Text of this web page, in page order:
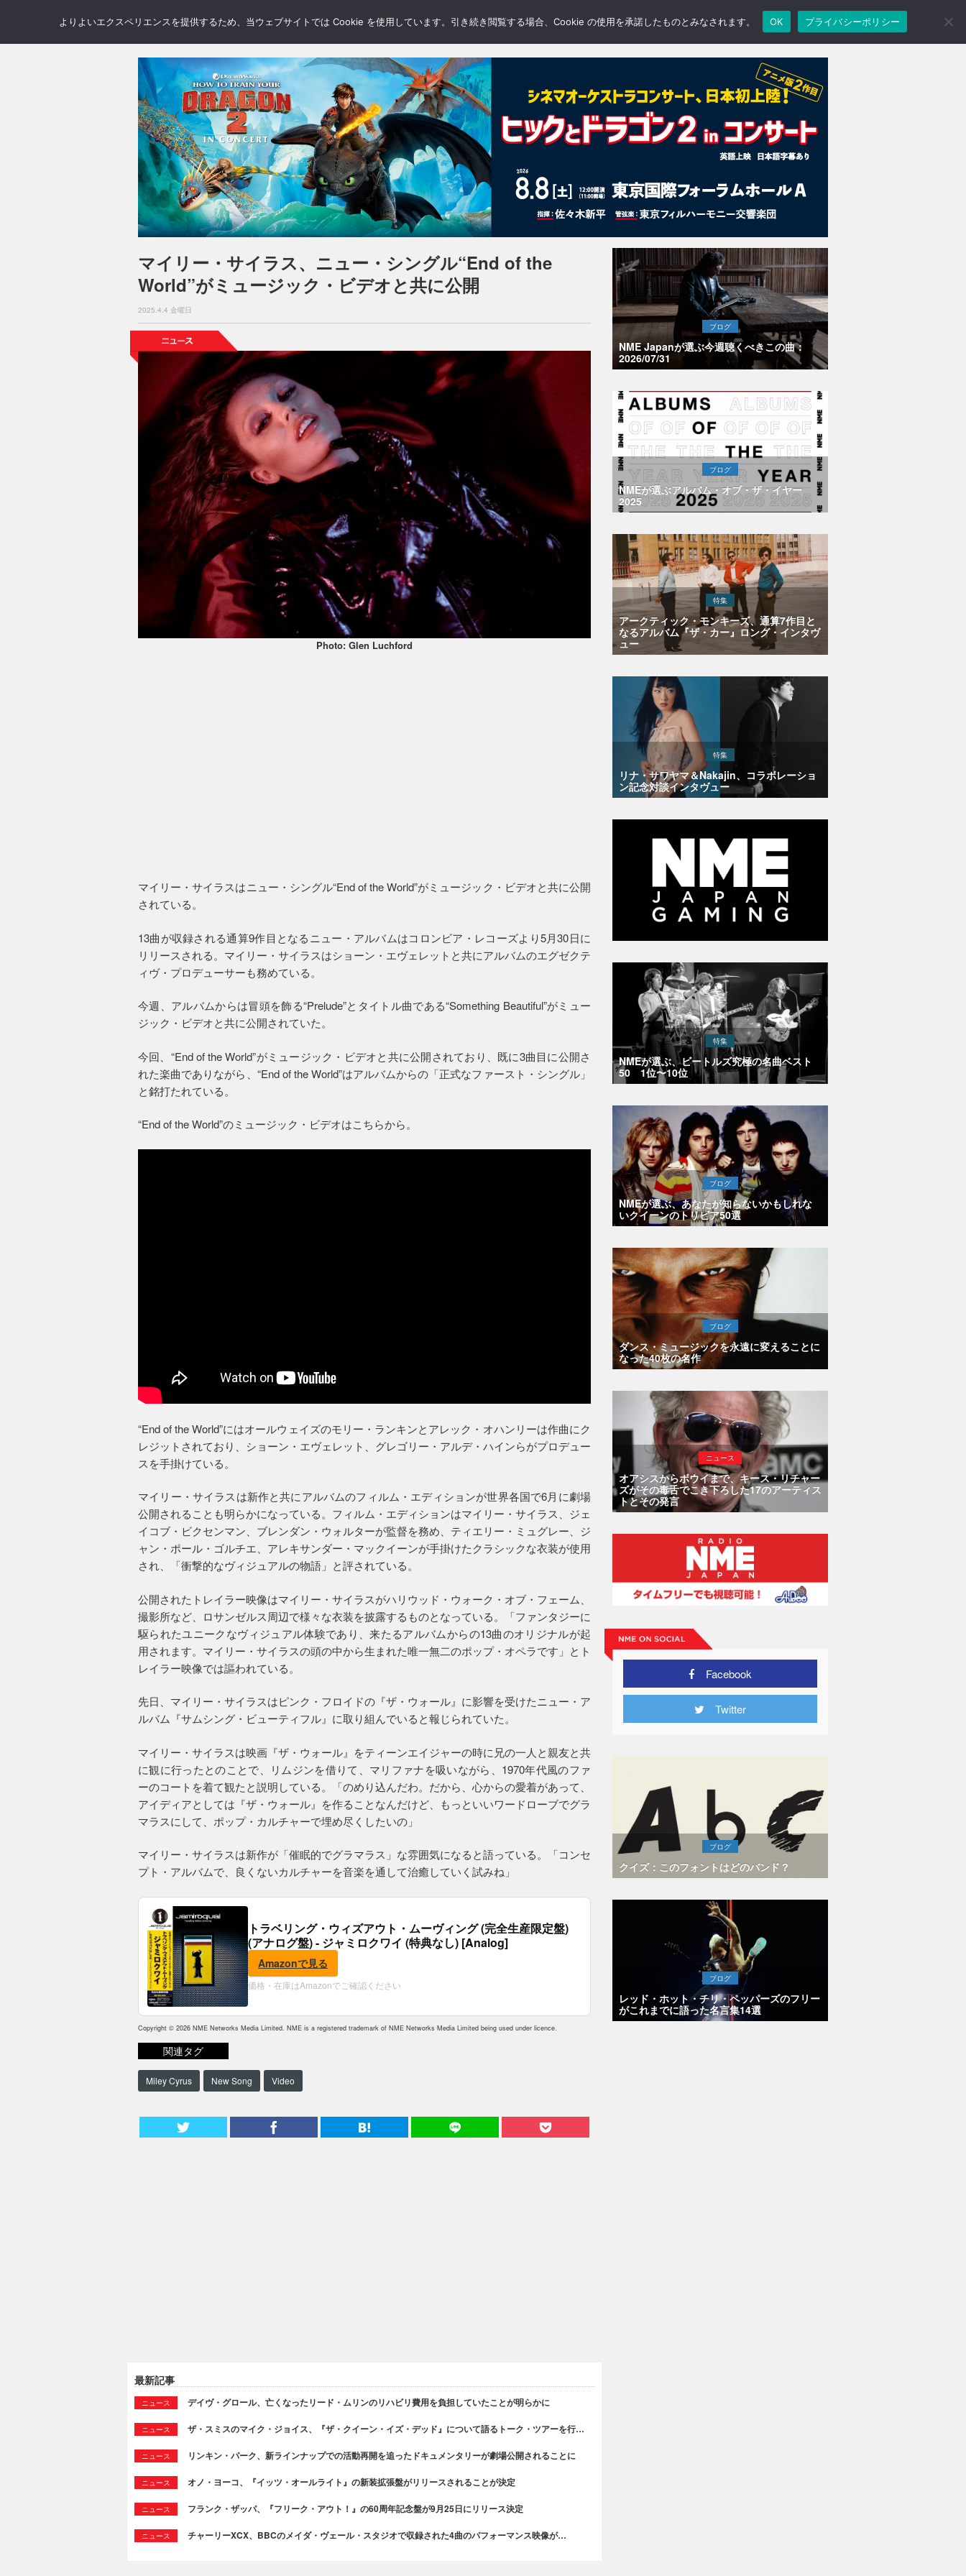
NEWS REVIEWS GALLERY BLOGS FEATURE
マイリー・サイラス、ニュー・シングル“End of the
World”がミュージック・ビデオと共に公開
2025.4.4 金曜日
Photo: Glen Luchford
マイリー・サイラスはニュー・シングル“End of the World”がミュージック・ビデオと共に公開
されている。
13曲が収録される通算9作目となるニュー・アルバムはコロンビア・レコーズより5月30日に
リリースされる。マイリー・サイラスはショーン・エヴェレットと共にアルバムのエグゼクテ
ィヴ・プロデューサーも務めている。
今週、アルバムからは冒頭を飾る“Prelude”とタイトル曲である“Something Beautiful”がミュー
ジック・ビデオと共に公開されていた。
今回、“End of the World”がミュージック・ビデオと共に公開されており、既に3曲目に公開さ
れた楽曲でありながら、“End of the World”はアルバムからの「正式なファースト・シングル」
と銘打たれている。
“End of the World”のミュージック・ビデオはこちらから。
“End of the World”にはオールウェイズのモリー・ランキンとアレック・オハンリーは作曲にク
レジットされており、ショーン・エヴェレット、グレゴリー・アルデ・ハインらがプロデュー
スを手掛けている。
マイリー・サイラスは新作と共にアルバムのフィルム・エディションが世界各国で6月に劇場
公開されることも明らかになっている。フィルム・エディションはマイリー・サイラス、ジェ
イコブ・ビクセンマン、ブレンダン・ウォルターが監督を務め、ティエリー・ミュグレー、ジ
ャン・ポール・ゴルチエ、アレキサンダー・マックイーンが手掛けたクラシックな衣装が使用
され、「衝撃的なヴィジュアルの物語」と評されている。
公開されたトレイラー映像はマイリー・サイラスがハリウッド・ウォーク・オブ・フェーム、
撮影所など、ロサンゼルス周辺で様々な衣装を披露するものとなっている。「ファンタジーに
駆られたユニークなヴィジュアル体験であり、来たるアルバムからの13曲のオリジナルが起
用されます。マイリー・サイラスの頭の中から生まれた唯一無二のポップ・オペラです」とト
レイラー映像では謳われている。
先日、マイリー・サイラスはピンク・フロイドの『ザ・ウォール』に影響を受けたニュー・ア
ルバム『サムシング・ビューティフル』に取り組んでいると報じられていた。
マイリー・サイラスは映画『ザ・ウォール』をティーンエイジャーの時に兄の一人と親友と共
に観に行ったとのことで、リムジンを借りて、マリファナを吸いながら、1970年代風のファ
ーのコートを着て観たと説明している。「のめり込んだわ。だから、心からの愛着があって、
アイディアとしては『ザ・ウォール』を作ることなんだけど、もっといいワードローブでグラ
マラスにして、ポップ・カルチャーで埋め尽くしたいの」
マイリー・サイラスは新作が「催眠的でグラマラス」な雰囲気になると語っている。「コンセ
プト・アルバムで、良くないカルチャーを音楽を通して治癒していく試みね」
トラベリング・ウィズアウト・ムーヴィング (完全生産限定盤)
(アナログ盤) - ジャミロクワイ (特典なし) [Analog]
Amazonで見る
価格・在庫はAmazonでご確認ください
Copyright © 2026 NME Networks Media Limited. NME is a registered trademark of NME Networks Media Limited being used under licence.
関連タグ
Miley Cyrus New Song Video
最新記事
ニュース デイヴ・グロール、亡くなったリード・ムリンのリハビリ費用を負担していたことが明らかに
ニュース ザ・スミスのマイク・ジョイス、『ザ・クイーン・イズ・デッド』について語るトーク・ツアーを行…
ニュース リンキン・パーク、新ラインナップでの活動再開を追ったドキュメンタリーが劇場公開されることに
ニュース オノ・ヨーコ、『イッツ・オールライト』の新装拡張盤がリリースされることが決定
ニュース フランク・ザッパ、『フリーク・アウト！』の60周年記念盤が9月25日にリリース決定
ニュース チャーリーXCX、BBCのメイダ・ヴェール・スタジオで収録された4曲のパフォーマンス映像が…
ブログ
NME Japanが選ぶ今週聴くべきこの曲：
2026/07/31
ブログ
NMEが選ぶアルバム・オブ・ザ・イヤー
2025
特集
アークティック・モンキーズ、通算7作目と
なるアルバム『ザ・カー』ロング・インタヴ
ュー
特集
リナ・サワヤマ＆Nakajin、コラボレーショ
ン記念対談インタヴュー
特集
NMEが選ぶ、ビートルズ究極の名曲ベスト
50 1位〜10位
ブログ
NMEが選ぶ、あなたが知らないかもしれな
いクイーンのトリビア50選
ブログ
ダンス・ミュージックを永遠に変えることに
なった40枚の名作
ニュース
オアシスからボウイまで、キース・リチャー
ズがその毒舌でこき下ろした17のアーティス
トとその発言
Facebook
Twitter
ブログ
クイズ：このフォントはどのバンド？
ブログ
レッド・ホット・チリ・ペッパーズのフリー
がこれまでに語った名言集14選
よりよいエクスペリエンスを提供するため、当ウェブサイトでは Cookie を使用しています。引き続き閲覧する場合、Cookie の使用を承諾したものとみなされます。 OK プライバシーポリシー